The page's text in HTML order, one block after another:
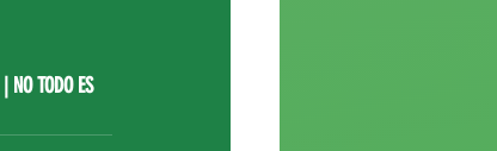
NO TODO ES